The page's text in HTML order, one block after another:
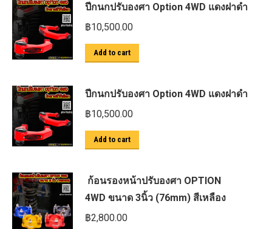
ปีกนกปรับองศา Option 4WD แดงฝาดำ
฿10,500.00
Add to cart
ปีกนกปรับองศา Option 4WD แดงฝาดำ
฿10,500.00
Add to cart
ก้อนรองหน้าปรับองศา OPTION
4WD ขนาด 3นิ้ว (76mm) สีเหลือง
฿2,800.00